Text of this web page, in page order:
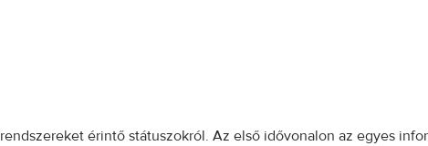
érintő státuszokról. Az első idővonalon az egyes